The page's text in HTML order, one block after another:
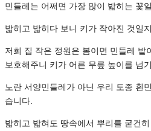
민들레는 어쩌면 가장 많이 밟히는 꽃
밟히고 밟히다 보니 키가 작아진 것일
저희 집 작은 정원은 봄이면 민들레 밭
보호해주니 키가 어른 무릎 높이를 넘
노란 서양민들레가 아닌 우리 토종 흰
습니다.
밟히고 밟혀도 땅속에서 뿌리를 굳건